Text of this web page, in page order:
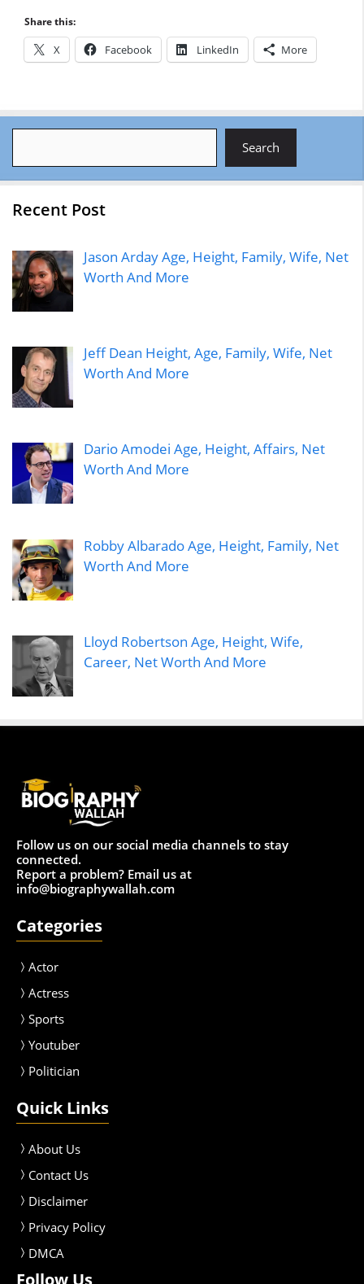
Share this:
X Facebook LinkedIn More
Search
Recent Post
Jason Arday Age, Height, Family, Wife, Net
Worth And More
Jeff Dean Height, Age, Family, Wife, Net
Worth And More
Dario Amodei Age, Height, Affairs, Net
Worth And More
Robby Albarado Age, Height, Family, Net
Worth And More
Lloyd Robertson Age, Height, Wife,
Career, Net Worth And More
Follow us on our social media channels to stay
connected.
Report a problem? Email us at
info@biographywallah.com
Categories
Actor
Actress
Sports
Youtuber
Politician
Quick Links
About Us
Contact Us
Disclaimer
Privacy Policy
DMCA
Follow Us